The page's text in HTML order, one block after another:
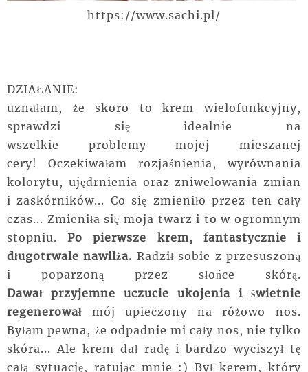
https://www.sachi.pl/
DZIAŁANIE:
uznałam, że skoro to krem wielofunkcyjny,
sprawdzi się idealnie na
wszelkie problemy mojej mieszanej
cery! Oczekiwałam rozjaśnienia, wyrównania
kolorytu, ujędrnienia oraz zniwelowania zmian
i zaskórników... Co się zmieniło przez ten cały
czas... Zmieniła się moja twarz i to w ogromnym
stopniu.Po pierwsze krem, fantastycznie i
długotrwale nawilża. Radził sobie z przesuszoną
i poparzoną przez słońce skórą.
Dawał przyjemne uczucie ukojenia i świetnie
regenerował mój upieczony na różowo nos.
Byłam pewna, że odpadnie mi cały nos, nie tylko
skóra... Ale krem dał radę i bardzo wyciszył tę
całą sytuację, ratując mnie :) Był kerem, który